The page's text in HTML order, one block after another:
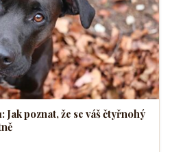
Jak poznat, že se váš čtyřnohý